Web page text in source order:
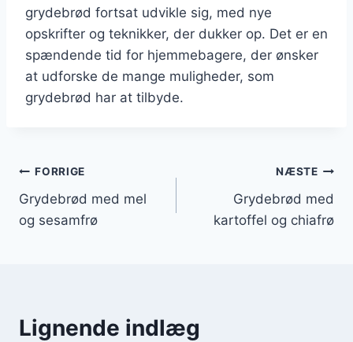
grydebrød fortsat udvikle sig, med nye
opskrifter og teknikker, der dukker op. Det er en
spændende tid for hjemmebagere, der ønsker
at udforske de mange muligheder, som
grydebrød har at tilbyde.
Indlægsnavigation
FORRIGE
Grydebrød med mel
og sesamfrø
NÆSTE
Grydebrød med
kartoffel og chiafrø
Lignende indlæg